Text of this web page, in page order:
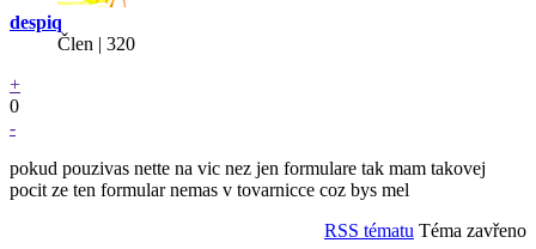
despiq
Člen | 320
+
0
-
pokud pouzivas nette na vic nez jen formulare tak mam takovej
pocit ze ten formular nemas v tovarnicce coz bys mel
RSS tématu Téma zavřeno